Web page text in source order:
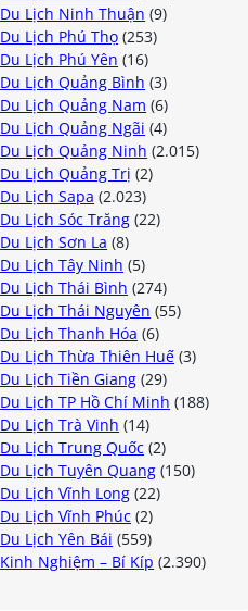
Du Lịch Ninh Thuận (9)
Du Lịch Phú Thọ (253)
Du Lịch Phú Yên (16)
Du Lịch Quảng Bình (3)
Du Lịch Quảng Nam (6)
Du Lịch Quảng Ngãi (4)
Du Lịch Quảng Ninh (2.015)
Du Lịch Quảng Trị (2)
Du Lịch Sapa (2.023)
Du Lịch Sóc Trăng (22)
Du Lịch Sơn La (8)
Du Lịch Tây Ninh (5)
Du Lịch Thái Bình (274)
Du Lịch Thái Nguyên (55)
Du Lịch Thanh Hóa (6)
Du Lịch Thừa Thiên Huế (3)
Du Lịch Tiền Giang (29)
Du Lịch TP Hồ Chí Minh (188)
Du Lịch Trà Vinh (14)
Du Lịch Trung Quốc (2)
Du Lịch Tuyên Quang (150)
Du Lịch Vĩnh Long (22)
Du Lịch Vĩnh Phúc (2)
Du Lịch Yên Bái (559)
Kinh Nghiệm – Bí Kíp (2.390)